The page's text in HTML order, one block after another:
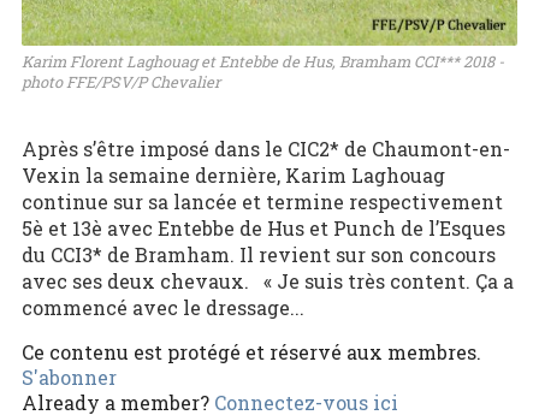
Karim Florent Laghouag et Entebbe de Hus, Bramham CCI*** 2018 -
photo FFE/PSV/P Chevalier
Après s’être imposé dans le CIC2* de Chaumont-en-
Vexin la semaine dernière, Karim Laghouag
continue sur sa lancée et termine respectivement
5è et 13è avec Entebbe de Hus et Punch de l’Esques
du CCI3* de Bramham. Il revient sur son concours
avec ses deux chevaux. « Je suis très content. Ça a
commencé avec le dressage...
Ce contenu est protégé et réservé aux membres.
S'abonner
Already a member? Connectez-vous ici